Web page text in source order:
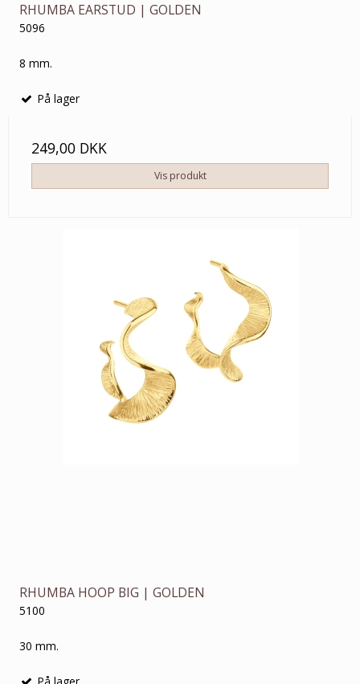
RHUMBA EARSTUD | GOLDEN
5096
8 mm.
På lager
249,00 DKK
Vis produkt
RHUMBA HOOP BIG | GOLDEN
5100
30 mm.